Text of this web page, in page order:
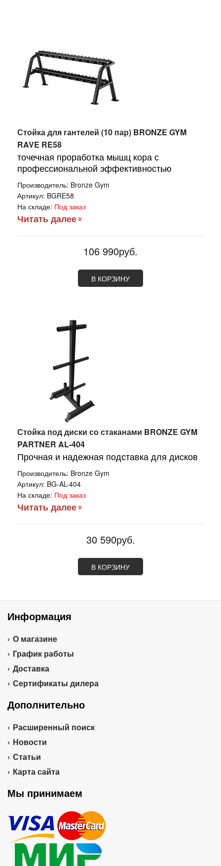
Стойка для гантелей (10 пар) BRONZE GYM
RAVE RE58
точечная проработка мышц кора с
профессиональной эффективностью
Производитель: Bronze Gym
Артикул: BGRE58
На складе: Под заказ
Читать далее
106 990руб.
В КОРЗИНУ
Стойка под диски со стаканами BRONZE GYM
PARTNER AL-404
Прочная и надежная подставка для дисков
Производитель: Bronze Gym
Артикул: BG-AL-404
На складе: Под заказ
Читать далее
30 590руб.
В КОРЗИНУ
Информация
О магазине
График работы
Доставка
Сертификаты дилера
Дополнительно
Расширенный поиск
Новости
Статьи
Карта сайта
Мы принимаем